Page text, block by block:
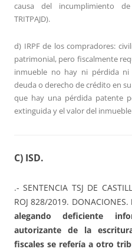
causa del incumplimiento
TRITPAJD).
d) IRPF de los compradores:
patrimonial, pero fiscalmente
inmueble no hay ni pérdida ni
deuda o derecho de crédito en
que hay una pérdida patente
extinguida y el valor del
C) ISD.
.- SENTENCIA TSJ DE
ROJ 828/2019. DONACIONES.
alegando deficiente
autorizante de la
fiscales se refería a otro